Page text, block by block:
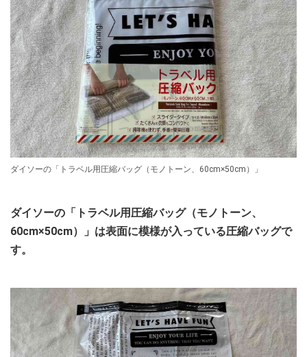
ダイソーの「トラベル用圧縮バッグ（モノトーン、60cm×50cm）」
ダイソーの「トラベル用圧縮バッグ（モノトーン、
60cm×50cm）」は表面に模様が入っている圧縮バッグで
す。